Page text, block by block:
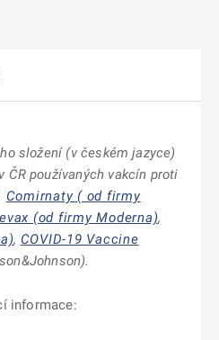
složení (v českém jazyce)
ČR používaných vakcín proti
Comirnaty ( od firmy
(od firmy Moderna),
, COVID-19 Vaccine
informace: